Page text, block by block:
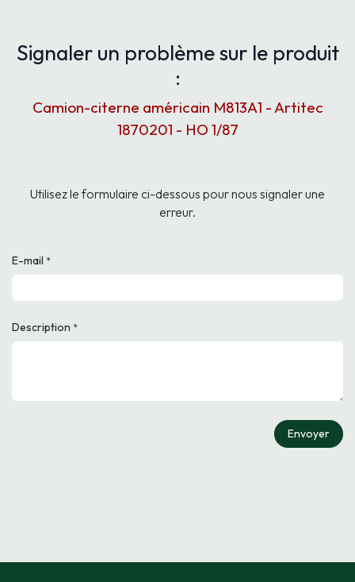
Signaler un problème sur le produit
:
Camion-citerne américain M813A1 - Artitec
1870201 - HO 1/87
Utilisez le formulaire ci-dessous pour nous signaler une
erreur.
E-mail *
Description *
Envoyer